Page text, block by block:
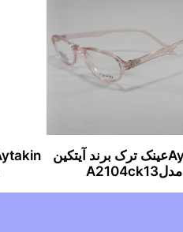
Aytakinعینک ترک برند آیتکین
مدلA2104ck13